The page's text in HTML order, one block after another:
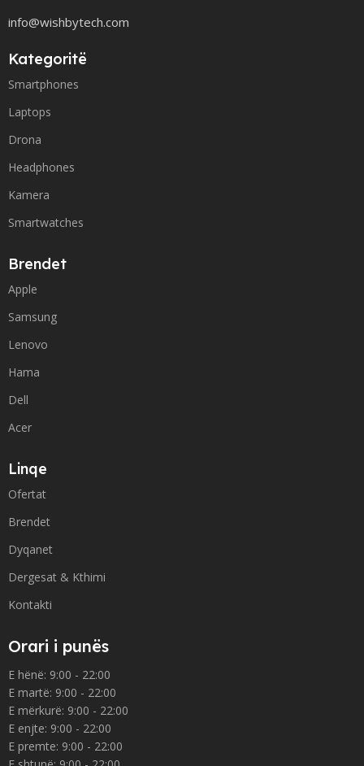
info@wishbytech.com
Kategoritë
Smartphones
Laptops
Drona
Headphones
Kamera
Smartwatches
Brendet
Apple
Samsung
Lenovo
Hama
Dell
Acer
Linqe
Ofertat
Brendet
Dyqanet
Dergesat & Kthimi
Kontakti
Orari i punës
E hënë: 9:00 - 22:00
E martë: 9:00 - 22:00
E mërkurë: 9:00 - 22:00
E enjte: 9:00 - 22:00
E premte: 9:00 - 22:00